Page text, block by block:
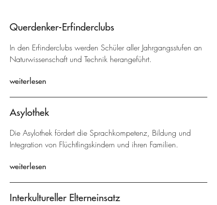
Querdenker-Erfinderclubs
In den Erfinderclubs werden Schüler aller Jahrgangsstufen an
Naturwissenschaft und Technik herangeführt.
weiterlesen
Asylothek
Die Asylothek fördert die Sprachkompetenz, Bildung und
Integration von Flüchtlingskindern und ihren Familien.
weiterlesen
Interkultureller Elterneinsatz